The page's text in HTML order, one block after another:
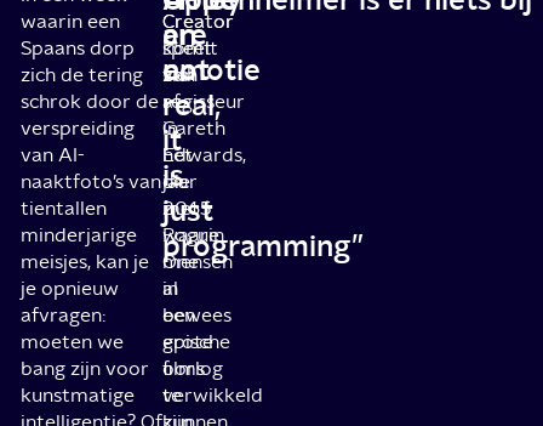
waarin een
Spaans dorp
zich de tering
schrok door de
verspreiding
van AI-
naaktfoto’s van
tientallen
minderjarige
meisjes, kan je
je opnieuw
afvragen:
moeten we
bang zijn voor
kunstmatige
are
not
real,
it
is
just
programming”
Creator
speelt
zich
af
in
het
jaar
2065
waarin
mensen
in
een
grote
oorlog
verwikkeld
en
emotie
Creator
komt
van
regisseur
Gareth
Edwards,
die
met
Rogue
One
al
bewees
epische
films
te